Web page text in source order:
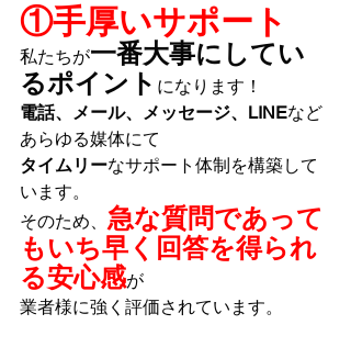
①手厚いサポート
私たちが一番大事にしてい
るポイント になります！
電話、メール、メッセージ、LINEなど
あらゆる媒体にて
タイムリーなサポート体制を構築して
います。
そのため、 急な質問であって
もいち早く回答を得られ
る安心感が
業者様に強く評価されています。